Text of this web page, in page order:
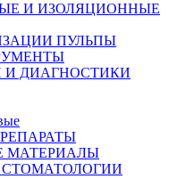
И ИЗОЛЯЦИОННЫЕ
ПУЛЬПЫ
И ДИАГНОСТИКИ
МАТЕРИАЛЫ